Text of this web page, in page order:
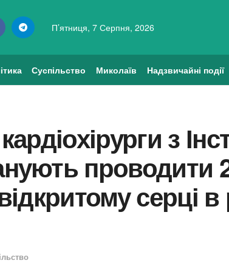
П’ятниця, 7 Серпня, 2026
Суспільство Миколаїв Надзвичайні події
з
проводити
серці в